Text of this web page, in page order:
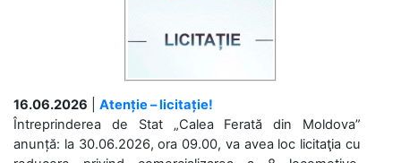
16.06.2026
Atenție – licitație!
Întreprinderea de Stat „Calea Ferată din Moldova”
anunță: la 30.06.2026, ora 09.00, va avea loc licitaţia cu